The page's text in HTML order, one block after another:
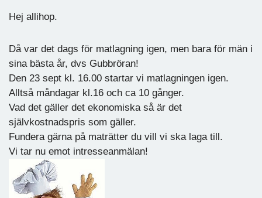
Hej allihop.
Då var det dags för matlagning igen, men bara för män i
sina bästa år, dvs Gubbröran!
Den 23 sept kl. 16.00 startar vi matlagningen igen.
Alltså måndagar kl.16 och ca 10 gånger.
Vad det gäller det ekonomiska så är det
självkostnadspris som gäller.
Fundera gärna på maträtter du vill vi ska laga till.
Vi tar nu emot intresseanmälan!